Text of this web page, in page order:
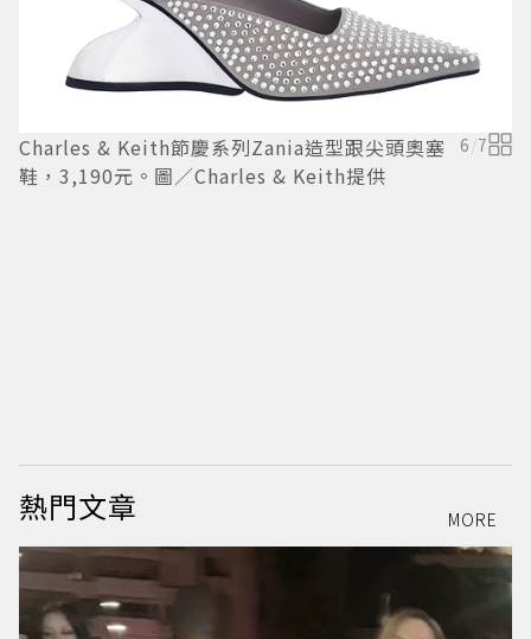
Charles & Keith節慶系列Zania造型跟尖頭奧塞
鞋，3,190元。圖／Charles & Keith提供
6/7
熱門文章 MORE